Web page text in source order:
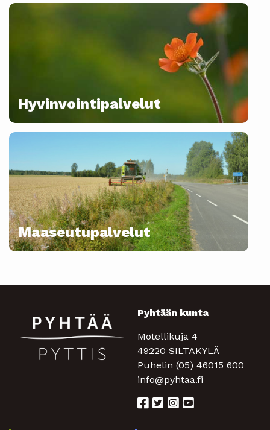
Hyvinvointipalvelut
Maaseutupalvelut
Pyhtään kunta
Motellikuja 4
49220 SILTAKYLÄ
Puhelin (05) 46015 600
info@pyhtaa.fi